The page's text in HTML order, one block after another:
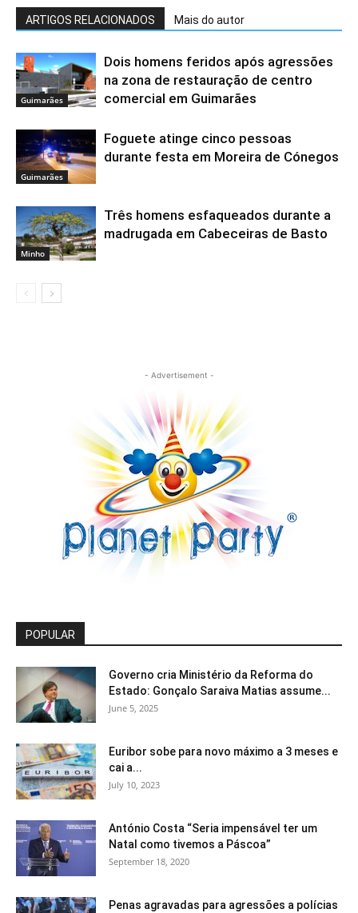
ARTIGOS RELACIONADOS Mais do autor
Guimarães
Dois homens feridos após agressões
na zona de restauração de centro
comercial em Guimarães
Guimarães
Foguete atinge cinco pessoas
durante festa em Moreira de Cónegos
Minho
Três homens esfaqueados durante a
madrugada em Cabeceiras de Basto
- Advertisement -
POPULAR
Governo cria Ministério da Reforma do
Estado: Gonçalo Saraiva Matias assume...
June 5, 2025
Euribor sobe para novo máximo a 3 meses e
cai a...
July 10, 2023
António Costa “Seria impensável ter um
Natal como tivemos a Páscoa”
September 18, 2020
Penas agravadas para agressões a polícias